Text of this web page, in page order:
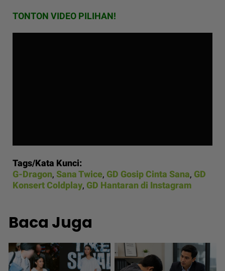
TONTON VIDEO PILIHAN!
Tags/Kata Kunci:
G-Dragon, Sana Twice, GD Gosip Cinta Sana, GD
Konsert Coldplay, GD Hantaran di Instagram
Baca Juga